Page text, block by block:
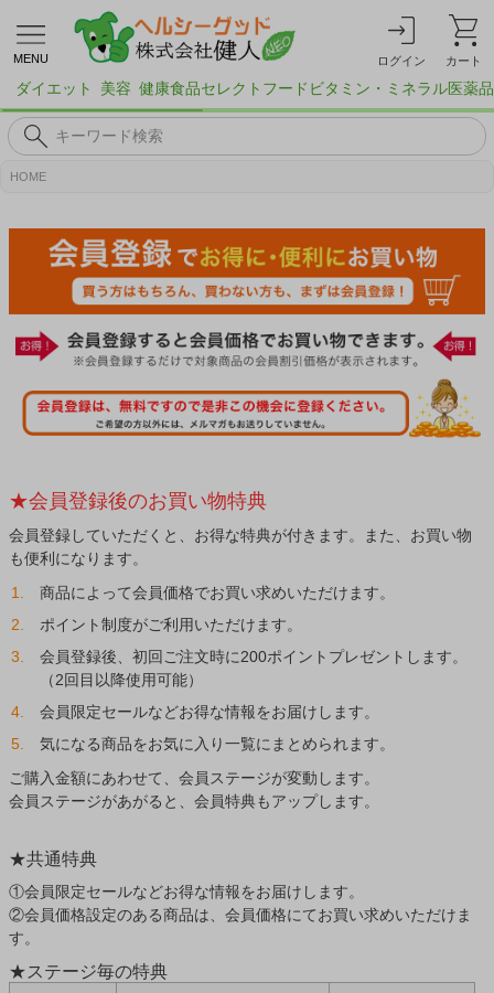
MENU ログイン カート
ダイエット 美容 健康食品セレクトフード ビタミン・ミネラル医薬品
HOME
★会員登録後のお買い物特典
会員登録していただくと、お得な特典が付きます。また、お買い物
も便利になります。
商品によって会員価格でお買い求めいただけます。
ポイント制度がご利用いただけます。
会員登録後、初回ご注文時に200ポイントプレゼントします。
（2回目以降使用可能）
会員限定セールなどお得な情報をお届けします。
気になる商品をお気に入り一覧にまとめられます。
ご購入金額にあわせて、会員ステージが変動します。
会員ステージがあがると、会員特典もアップします。
★共通特典
①会員限定セールなどお得な情報をお届けします。
②会員価格設定のある商品は、会員価格にてお買い求めいただけま
す。
★ステージ毎の特典